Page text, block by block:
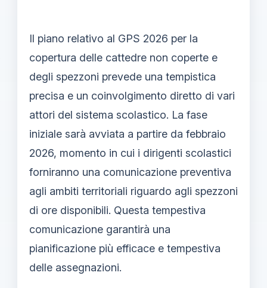
Il piano relativo al GPS 2026 per la
copertura delle cattedre non coperte e
degli spezzoni prevede una tempistica
precisa e un coinvolgimento diretto di vari
attori del sistema scolastico. La fase
iniziale sarà avviata a partire da febbraio
2026, momento in cui i dirigenti scolastici
forniranno una comunicazione preventiva
agli ambiti territoriali riguardo agli spezzoni
di ore disponibili. Questa tempestiva
comunicazione garantirà una
pianificazione più efficace e tempestiva
delle assegnazioni.